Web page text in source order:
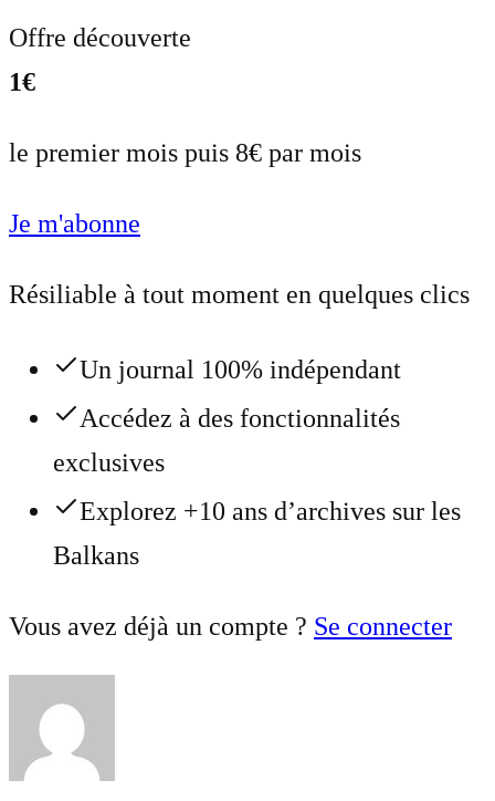
Offre découverte
1€
le premier mois puis 8€ par mois
Je m'abonne
Résiliable à tout moment en quelques clics
Un journal 100% indépendant
Accédez à des fonctionnalités
exclusives
Explorez +10 ans d’archives sur les
Balkans
Vous avez déjà un compte ? Se connecter